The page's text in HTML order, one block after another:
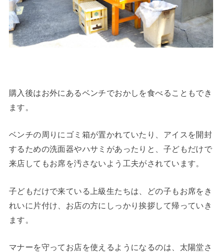
購入後はお外にあるベンチでおかしを食べることもでき
ます。
ベンチの周りにゴミ箱が置かれていたり、アイスを開封
するための洗面器やハサミがあったりと、子どもだけで
来店してもお席を汚さないよう工夫がされています。
子どもだけで来ている上級生たちは、どの子もお席をき
れいに片付け、お店の方にしっかり挨拶して帰っていき
ます。
マナーを守ってお店を使えるようになるのは、太陽堂さ